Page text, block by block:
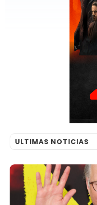
ULTIMAS NOTICIAS